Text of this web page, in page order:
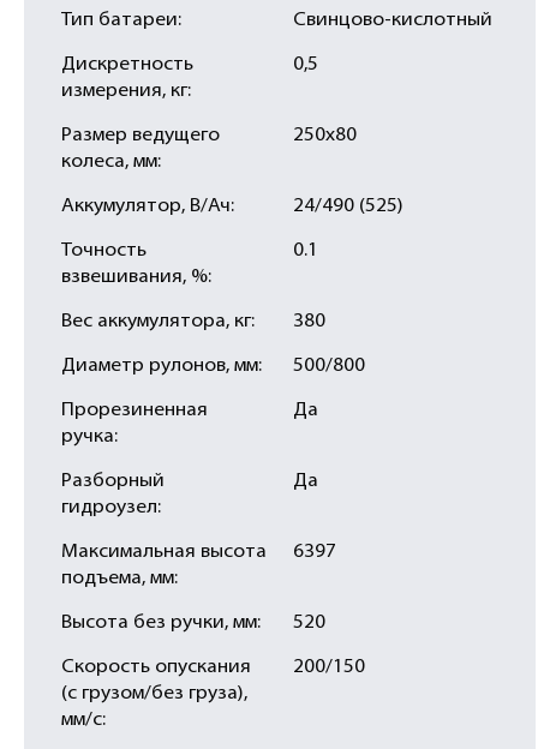
Тип батареи: Свинцово-кислотный
Дискретность
измерения, кг:
0,5
Размер ведущего
колеса, мм:
250х80
Аккумулятор, В/Ач: 24/490 (525)
Точность
взвешивания, %:
0.1
Вес аккумулятора, кг: 380
Диаметр рулонов, мм: 500/800
Прорезиненная
ручка:
Да
Разборный
гидроузел:
Да
Максимальная высота
подъема, мм:
6397
Высота без ручки, мм: 520
Скорость опускания
(с грузом/без груза),
мм/с:
200/150